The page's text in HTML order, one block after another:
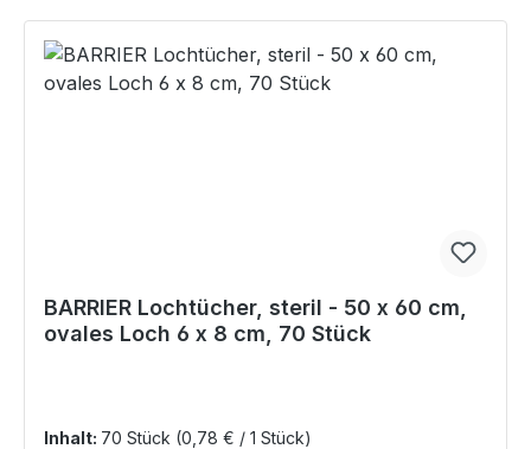
BARRIER Lochtücher, steril - 50 x 60 cm,
ovales Loch 6 x 8 cm, 70 Stück
Inhalt: 70 Stück (0,78 € / 1 Stück)